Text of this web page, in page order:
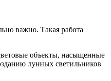
важно. Такая работа
объекты, насыщенные
лунных светильников